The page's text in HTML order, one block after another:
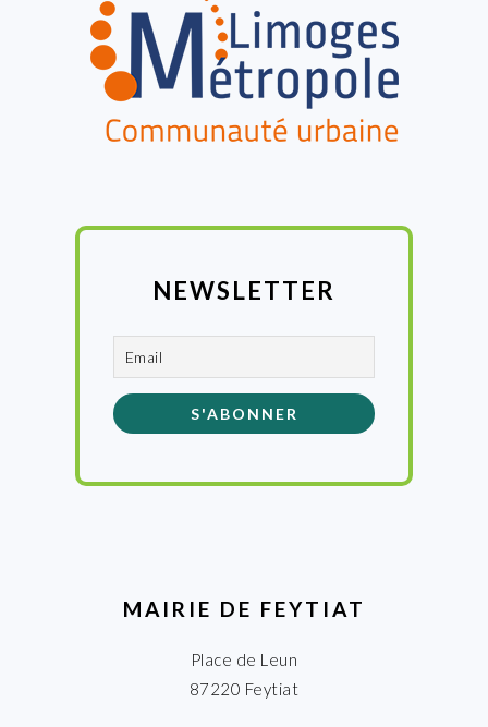
NEWSLETTER
MAIRIE DE FEYTIAT
Place de Leun
87220 Feytiat